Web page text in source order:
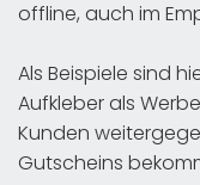
offline, auch im
Als Beispiele sind
Aufkleber als
Kunden
Gutscheins